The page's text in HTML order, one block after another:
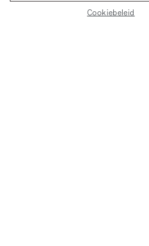
Cookiebeleid